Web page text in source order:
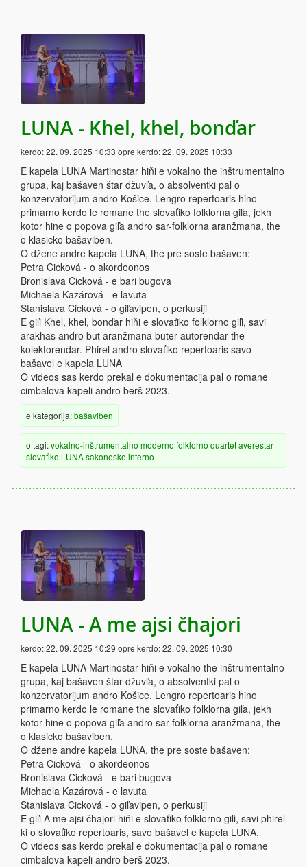
LUNA - Khel, khel, bonďar
kerdo:22. 09. 2025 10:33 opre kerdo:22. 09. 2025 10:33
E kapela LUNA Martinostar hiňi e vokalno the inštrumentalno
grupa, kaj bašaven štar džuvľa, o absolventki pal o
konzervatorijum andro Košice. Lengro repertoaris hino
primarno kerdo le romane the slovaťiko folklorna giľa, jekh
kotor hine o popova giľa andro sar-folklorna aranžmana, the
o klasicko bašaviben.
O džene andre kapela LUNA, the pre soste bašaven:
Petra Cicková - o akordeonos
Bronislava Cicková - e bari bugova
Michaela Kazárová - e lavuta
Stanislava Cicková - o giľavipen, o perkusiji
E giľi Khel, khel, bonďar hiňi e slovaťiko folklorno giľi, savi
arakhas andro but aranžmana buter autorendar the
kolektorendar. Phirel andro slovaťiko repertoaris savo
bašavel e kapela LUNA
O videos sas kerdo prekal e dokumentacija pal o romane
cimbalova kapeli andro berš 2023.
e kategorija:bašaviben
o tagi:vokalno-inštrumentalno moderno folklorno quartetaverestar
slovaťiko LUNAsakoneske interno
LUNA - A me ajsi čhajori
kerdo:22. 09. 2025 10:29 opre kerdo:22. 09. 2025 10:30
E kapela LUNA Martinostar hiňi e vokalno the inštrumentalno
grupa, kaj bašaven štar džuvľa, o absolventki pal o
konzervatorijum andro Košice. Lengro repertoaris hino
primarno kerdo le romane the slovaťiko folklorna giľa, jekh
kotor hine o popova giľa andro sar-folklorna aranžmana, the
o klasicko bašaviben.
O džene andre kapela LUNA, the pre soste bašaven:
Petra Cicková - o akordeonos
Bronislava Cicková - e bari bugova
Michaela Kazárová - e lavuta
Stanislava Cicková - o giľavipen, o perkusiji
E giľi A me ajsi čhajori hiňi e slovaťiko folklorno giľi, savi phirel
ki o slovaťiko repertoaris, savo bašavel e kapela LUNA.
O videos sas kerdo prekal e dokumentacija pal o romane
cimbalova kapeli andro berš 2023.